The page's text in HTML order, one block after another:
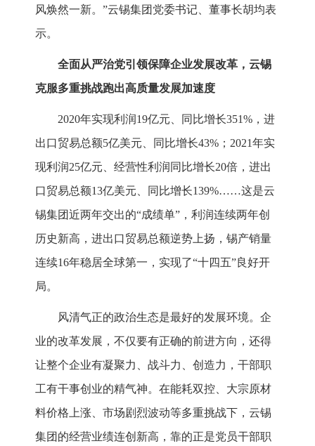
风焕然一新。”云锡集团党委书记、董事长胡均表
示。
全面从严治党引领保障企业发展改革，云锡
克服多重挑战跑出高质量发展加速度
2020年实现利润19亿元、同比增长351%，进
出口贸易总额5亿美元、同比增长43%；2021年实
现利润25亿元、经营性利润同比增长20倍，进出
口贸易总额13亿美元、同比增长139%……这是云
锡集团近两年交出的“成绩单”，利润连续两年创
历史新高，进出口贸易总额逆势上扬，锡产销量
连续16年稳居全球第一，实现了“十四五”良好开
局。
风清气正的政治生态是最好的发展环境。企
业的改革发展，不仅要有正确的前进方向，还得
让整个企业有凝聚力、战斗力、创造力，干部职
工有干事创业的精气神。在能耗双控、大宗原材
料价格上涨、市场剧烈波动等多重挑战下，云锡
集团的经营业绩连创新高，靠的正是党员干部职